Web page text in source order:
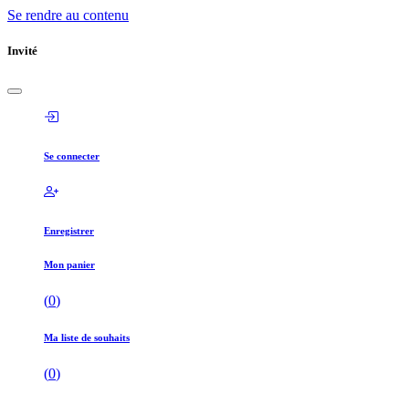
Se rendre au contenu
Invité
Se connecter
Enregistrer
Mon panier
(0)
Ma liste de souhaits
(0)